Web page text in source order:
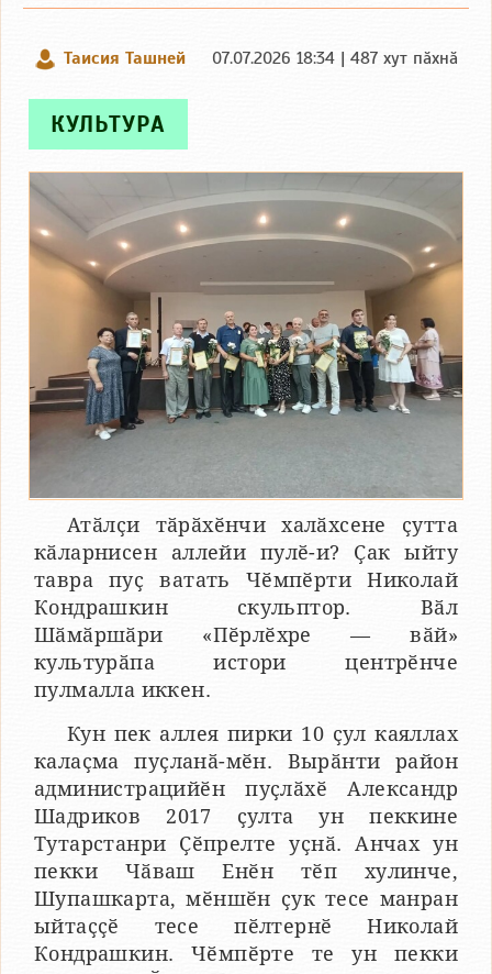
Таисия Ташней 07.07.2026 18:34 | 487 хут пӑхнӑ
КУЛЬТУРА
Атӑлҫи тӑрӑхӗнчи халӑхсене ҫутта
кӑларнисен аллейи пулӗ-и? Ҫак ыйту
тавра пуҫ ватать Чӗмпӗрти Николай
Кондрашкин скульптор. Вӑл
Шӑмӑршӑри «Пӗрлӗхре — вӑй»
культурӑпа истори центрӗнче
пулмалла иккен.
Кун пек аллея пирки 10 ҫул каяллах
калаҫма пуҫланӑ-мӗн. Вырӑнти район
администрацийӗн пуҫлӑхӗ Александр
Шадриков 2017 ҫулта ун пеккине
Тутарстанри Ҫӗпрелте уҫнӑ. Анчах ун
пекки Чӑваш Енӗн тӗп хулинче,
Шупашкарта, мӗншӗн ҫук тесе манран
ыйтаҫҫӗ тесе пӗлтернӗ Николай
Кондрашкин. Чӗмпӗрте те ун пекки